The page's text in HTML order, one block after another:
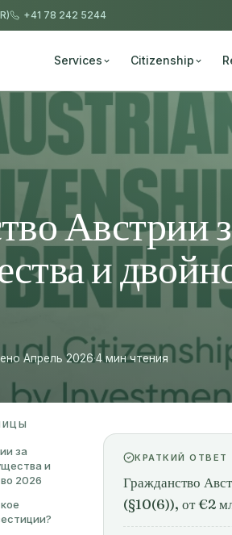
+41 78 242 5244
Services Citizenship
Австрии
и
Апрель 2026·4 мин чтения
за
и
2026
КРАТКИЙ ОТВЕТ
Гражданство
(§10(6)), от €2